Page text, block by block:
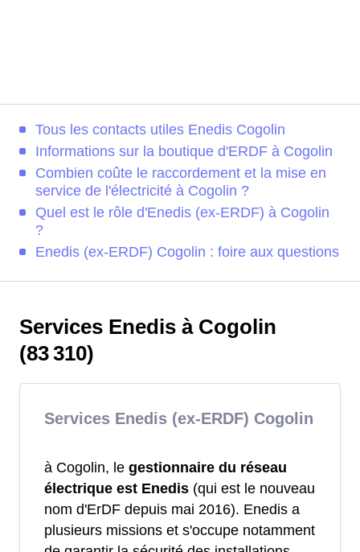
Tous les contacts utiles Enedis Cogolin
Informations sur la boutique d'ERDF à Cogolin
Combien coûte le raccordement et la mise en
service de l'électricité à Cogolin ?
Quel est le rôle d'Enedis (ex-ERDF) à Cogolin
?
Enedis (ex-ERDF) Cogolin : foire aux questions
Services Enedis à Cogolin
(83 310)
Services Enedis (ex-ERDF) Cogolin
à Cogolin, le gestionnaire du réseau
électrique est Enedis (qui est le nouveau
nom d'ErDF depuis mai 2016). Enedis a
plusieurs missions et s'occupe notamment